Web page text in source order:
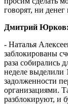
говорят, ни
Дмитрий Юрков:
- Наталья
заблокированы
раза собирались
неделе выделили
задолженности
организациями.
разблокируют, и